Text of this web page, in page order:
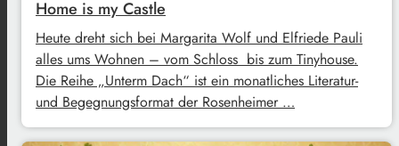
Home is my Castle
Heute dreht sich bei Margarita Wolf und Elfriede Pauli
alles ums Wohnen – vom Schloss bis zum Tinyhouse.
Die Reihe „Unterm Dach“ ist ein monatliches Literatur-
und Begegnungsformat der Rosenheimer …